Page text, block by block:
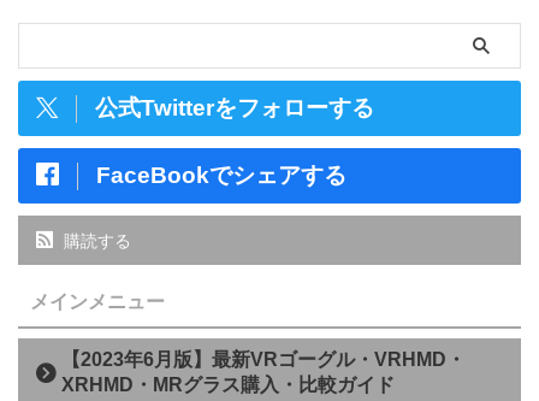
公式Twitterをフォローする
FaceBookでシェアする
購読する
メインメニュー
【2023年6月版】最新VRゴーグル・VRHMD・
XRHMD・MRグラス購入・比較ガイド